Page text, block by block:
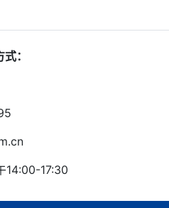
：
14:00-17:30